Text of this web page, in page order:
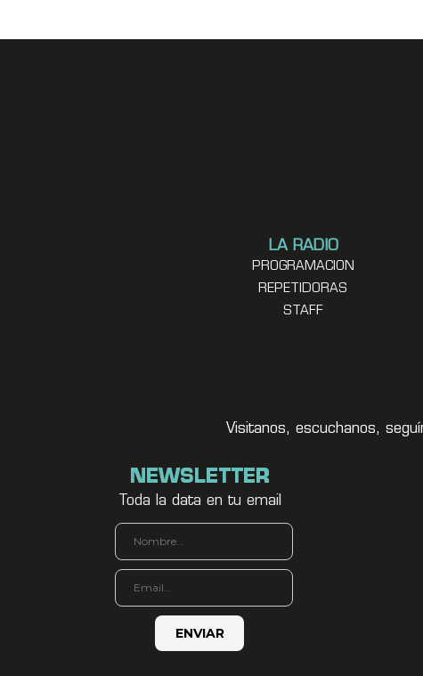
LA RADIO
PROGRAMACION
REPETIDORAS
STAFF
Visitanos, escuchanos,
NEWSLETTER
Toda la data en tu email